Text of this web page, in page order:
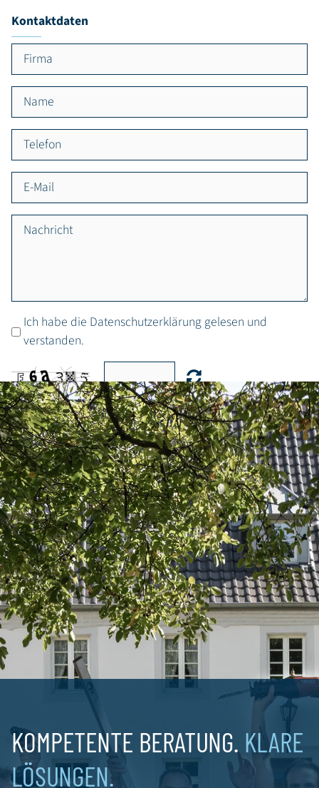
Kontaktdaten
Ich habe die Datenschutzerklärung gelesen und
verstanden.
ABSENDEN
MONTAG
08:00 - 16:30
DIENSTAG
08:00 - 16:30
MITTWOCH
08:00 - 16:30
DONNERSTAG
08:00 - 16:30
FREITAG
08:00 - 13:30
KOMPETENTE BERATUNG. KLARE
LÖSUNGEN.